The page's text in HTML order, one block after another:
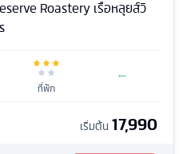
Roastery เรือหลุยส์วิ
ที่พัก
เริ่มต้น 17,990